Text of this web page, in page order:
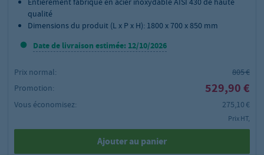
qualité
Dimensions du produit (L x P x H): 1800 x 700 x 850 mm
Date de livraison estimée: 12/10/2026
Prix normal:
805 €
Promotion:
529,90 €
Vous économisez: 275,10 €
Prix HT,
Ajouter au panier